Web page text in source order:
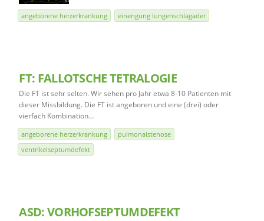
angeborene herzerkrankung einengung lungenschlagader
FT: FALLOTSCHE TETRALOGIE
Die FT ist sehr selten. Wir sehen pro Jahr etwa 8-10 Patienten mit
dieser Missbildung. Die FT ist angeboren und eine (drei) oder
vierfach Kombination…
angeborene herzerkrankung
pulmonalstenose
ventrikelseptumdefekt
ASD: VORHOFSEPTUMDEFEKT